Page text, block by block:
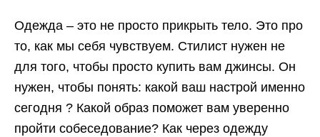
Одежда – это не просто прикрыть тело. Это про
то, как мы себя чувствуем. Стилист нужен не
для того, чтобы просто купить вам джинсы. Он
нужен, чтобы понять: какой ваш настрой именно
сегодня ? Какой образ поможет вам уверенно
пройти собеседование? Как через одежду